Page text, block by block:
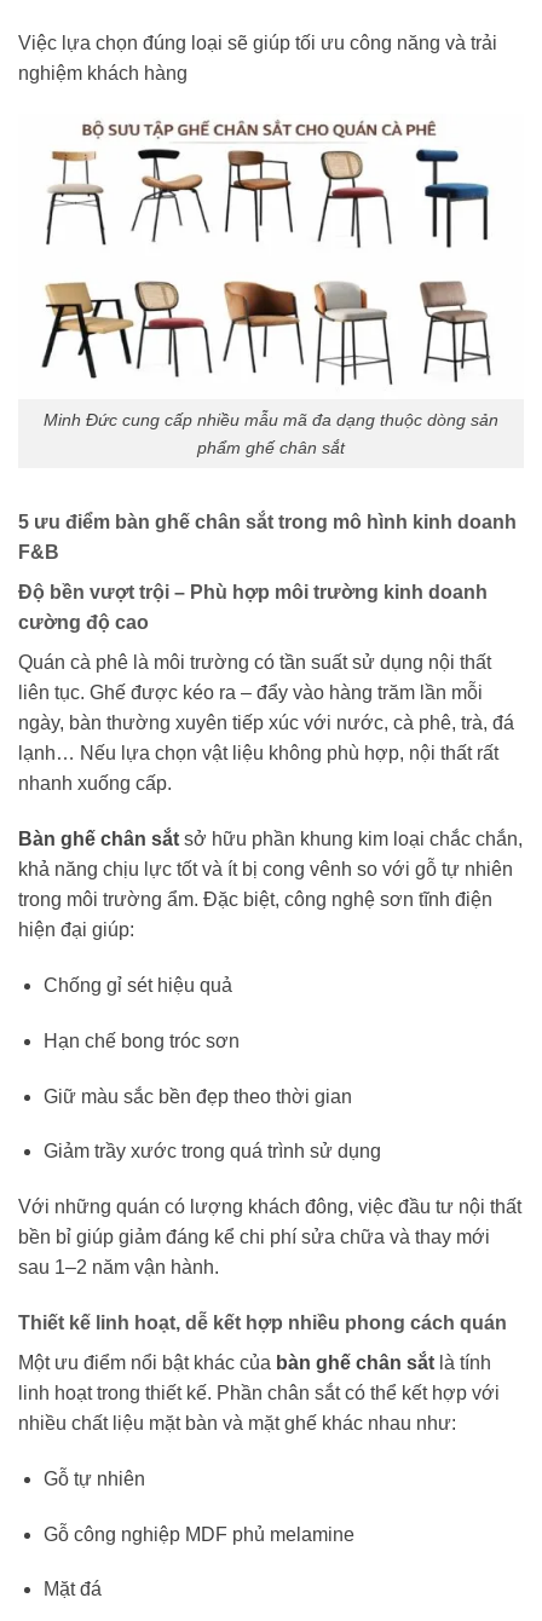
Việc lựa chọn đúng loại sẽ giúp tối ưu công năng và trải
nghiệm khách hàng
Minh Đức cung cấp nhiều mẫu mã đa dạng thuộc dòng sản
phẩm ghế chân sắt
5 ưu điểm bàn ghế chân sắt trong mô hình kinh doanh
F&B
Độ bền vượt trội – Phù hợp môi trường kinh doanh
cường độ cao
Quán cà phê là môi trường có tần suất sử dụng nội thất
liên tục. Ghế được kéo ra – đẩy vào hàng trăm lần mỗi
ngày, bàn thường xuyên tiếp xúc với nước, cà phê, trà, đá
lạnh… Nếu lựa chọn vật liệu không phù hợp, nội thất rất
nhanh xuống cấp.
Bàn ghế chân sắt sở hữu phần khung kim loại chắc chắn,
khả năng chịu lực tốt và ít bị cong vênh so với gỗ tự nhiên
trong môi trường ẩm. Đặc biệt, công nghệ sơn tĩnh điện
hiện đại giúp:
Chống gỉ sét hiệu quả
Hạn chế bong tróc sơn
Giữ màu sắc bền đẹp theo thời gian
Giảm trầy xước trong quá trình sử dụng
Với những quán có lượng khách đông, việc đầu tư nội thất
bền bỉ giúp giảm đáng kể chi phí sửa chữa và thay mới
sau 1–2 năm vận hành.
Thiết kế linh hoạt, dễ kết hợp nhiều phong cách quán
Một ưu điểm nổi bật khác của bàn ghế chân sắt là tính
linh hoạt trong thiết kế. Phần chân sắt có thể kết hợp với
nhiều chất liệu mặt bàn và mặt ghế khác nhau như:
Gỗ tự nhiên
Gỗ công nghiệp MDF phủ melamine
Mặt đá